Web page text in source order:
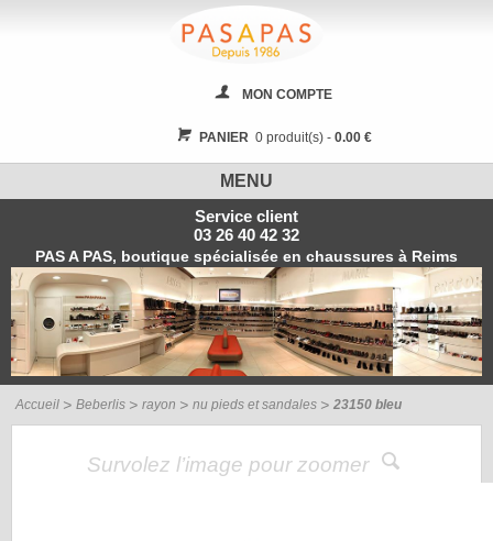
MON COMPTE
PANIER0 produit(s) - 0.00 €
MENU
Service client
03 26 40 42 32
PAS A PAS, boutique spécialisée en chaussures à Reims
Accueil Beberlis rayon nu pieds et sandales 23150 bleu
Survolez l’image pour zoomer